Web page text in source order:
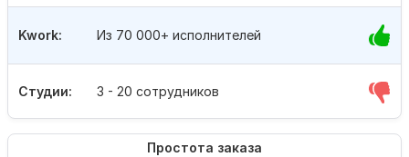
Студии: 3 - 20 сотрудников
Kwork: Из 70 000+ исполнителей
Простота заказа